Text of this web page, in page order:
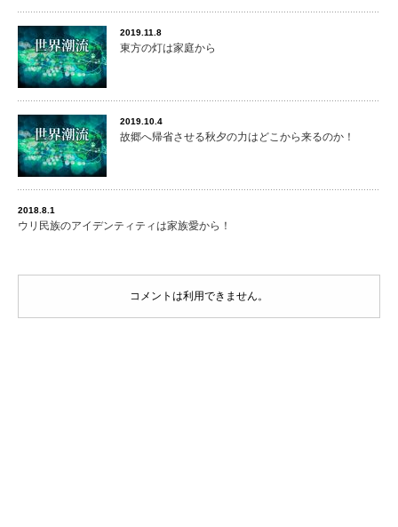
2019.11.8
東方の灯は家庭から
2019.10.4
故郷へ帰省させる秋夕の力はどこから来るのか！
2018.8.1
ウリ民族のアイデンティティは家族愛から！
コメントは利用できません。